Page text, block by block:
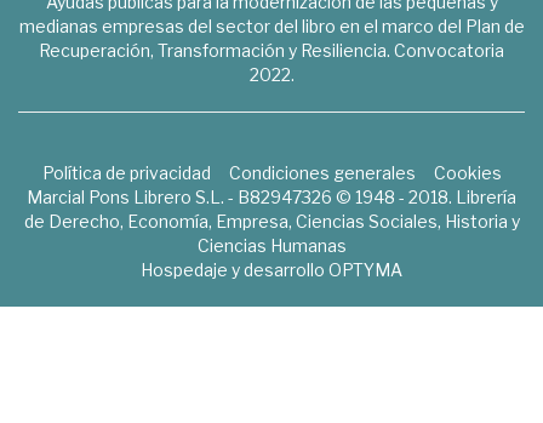
medianas empresas del sector del libro en el marco del Plan de
Recuperación, Transformación y Resiliencia. Convocatoria
2022.
Política de privacidad Condiciones generales
Cookies
Marcial Pons Librero S.L. - B82947326 © 1948 - 2018. Librería
de Derecho, Economía, Empresa, Ciencias Sociales, Historia y
Ciencias Humanas
Hospedaje y desarrollo OPTYMA